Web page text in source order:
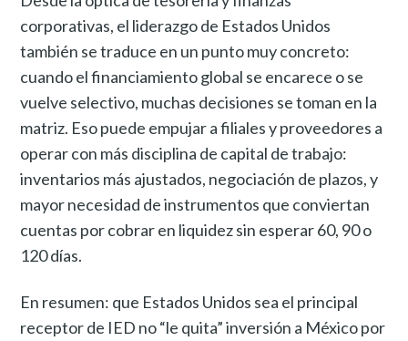
corporativas, el liderazgo de Estados Unidos
también se traduce en un punto muy concreto:
cuando el financiamiento global se encarece o se
vuelve selectivo, muchas decisiones se toman en la
matriz. Eso puede empujar a filiales y proveedores a
operar con más disciplina de capital de trabajo:
inventarios más ajustados, negociación de plazos, y
mayor necesidad de instrumentos que conviertan
cuentas por cobrar en liquidez sin esperar 60, 90 o
120 días.
En resumen: que Estados Unidos sea el principal
receptor de IED no “le quita” inversión a México por